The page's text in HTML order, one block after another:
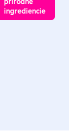
prírodné
ingrediencie
prírodné
ingrediencie